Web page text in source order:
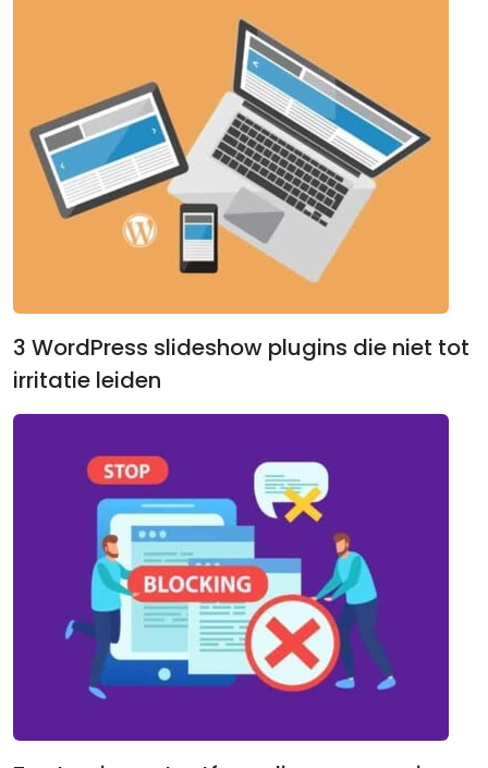
3 WordPress slideshow plugins die niet tot
irritatie leiden